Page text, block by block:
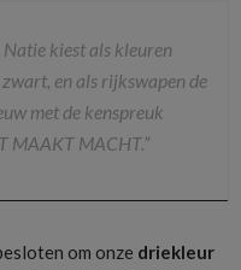
Natie kiest als kleuren
zwart, en als rijkswapen de
met de kenspreuk
MAAKT MACHT.”
om onze driekleur